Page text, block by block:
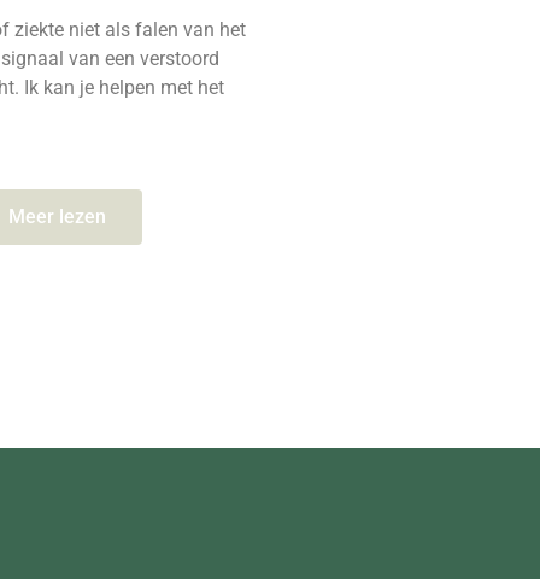
ziekte niet als falen van het
van een verstoord
Ik kan je helpen met het
Meer lezen